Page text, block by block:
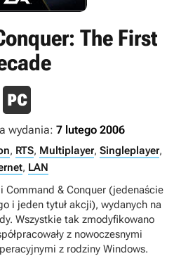
The First
wydania: 7 lutego 2006
, RTS, Multiplayer, Singleplayer,
, LAN
Command & Conquer (jedenaście
i jeden tytuł akcji), wydanych na
Wszystkie tak zmodyfikowano
z nowoczesnymi
z rodziny Windows.